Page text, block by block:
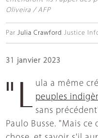
Oliveira / AFP
Par Julia Crawford Justice
31 janvier 2023
"Lula a même
peuples
sans
Paulo Busse. "Mais